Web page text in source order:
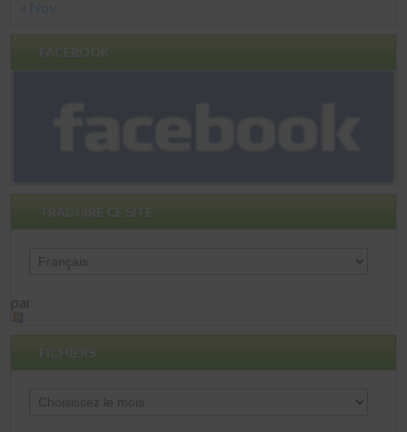
FACEBOOK
TRADUIRE CE SITE
par
FICHIERS